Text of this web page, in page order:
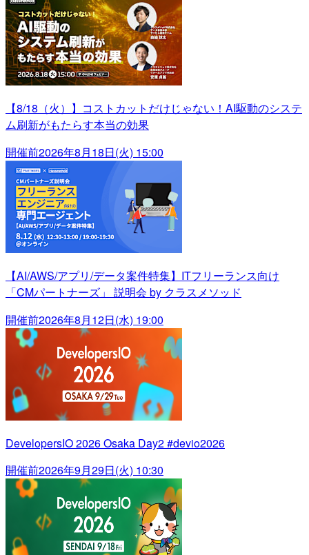
【8/18（火）】コストカットだけじゃない！AI駆動のシステ
ム刷新がもたらす本当の効果
開催前2026年8月18日(火) 15:00
【AI/AWS/アプリ/データ案件特集】ITフリーランス向け
「CMパートナーズ」 説明会 by クラスメソッド
開催前2026年8月12日(水) 19:00
DevelopersIO 2026 Osaka Day2 #devio2026
開催前2026年9月29日(火) 10:30